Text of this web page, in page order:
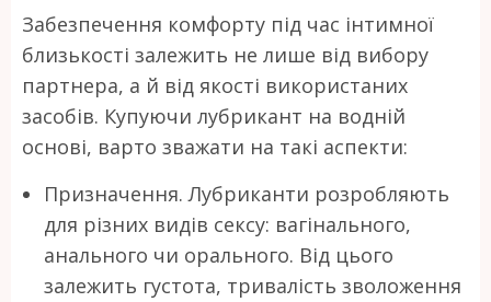
Забезпечення комфорту під час інтимної
близькості залежить не лише від вибору
партнера, а й від якості використаних
засобів. Купуючи лубрикант на водній
основі, варто зважати на такі аспекти:
Призначення. Лубриканти розробляють
для різних видів сексу: вагінального,
анального чи орального. Від цього
залежить густота, тривалість зволоження